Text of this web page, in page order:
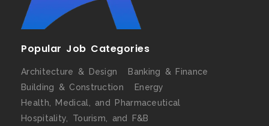
Popular Job Categories
Architecture & Design
Banking & Finance
Building & Construction
Energy
Health, Medical, and Pharmaceutical
Hospitality, Tourism, and F&B